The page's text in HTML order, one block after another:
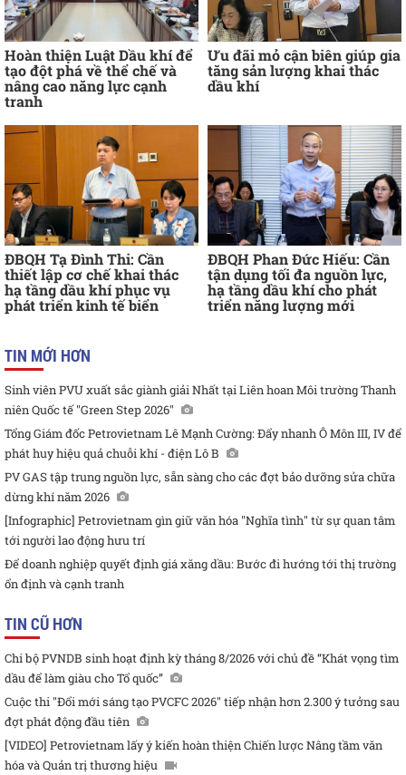
Hoàn thiện Luật Dầu khí để
tạo đột phá về thể chế và
nâng cao năng lực cạnh
tranh
Ưu đãi mỏ cận biên giúp gia
tăng sản lượng khai thác
dầu khí
ĐBQH Tạ Đình Thi: Cần
thiết lập cơ chế khai thác
hạ tầng dầu khí phục vụ
phát triển kinh tế biển
ĐBQH Phan Đức Hiếu: Cần
tận dụng tối đa nguồn lực,
hạ tầng dầu khí cho phát
triển năng lượng mới
TIN MỚI HƠN
Sinh viên PVU xuất sắc giành giải Nhất tại Liên hoan Môi trường Thanh
niên Quốc tế "Green Step 2026"
Tổng Giám đốc Petrovietnam Lê Mạnh Cường: Đẩy nhanh Ô Môn III, IV để
phát huy hiệu quả chuỗi khí - điện Lô B
PV GAS tập trung nguồn lực, sẵn sàng cho các đợt bảo dưỡng sửa chữa
dừng khí năm 2026
[Infographic] Petrovietnam gìn giữ văn hóa "Nghĩa tình" từ sự quan tâm
tới người lao động hưu trí
Để doanh nghiệp quyết định giá xăng dầu: Bước đi hướng tới thị trường
ổn định và cạnh tranh
TIN CŨ HƠN
Chi bộ PVNDB sinh hoạt định kỳ tháng 8/2026 với chủ đề “Khát vọng tìm
dầu để làm giàu cho Tổ quốc”
Cuộc thi "Đổi mới sáng tạo PVCFC 2026" tiếp nhận hơn 2.300 ý tưởng sau
đợt phát động đầu tiên
[VIDEO] Petrovietnam lấy ý kiến hoàn thiện Chiến lược Nâng tầm văn
hóa và Quản trị thương hiệu